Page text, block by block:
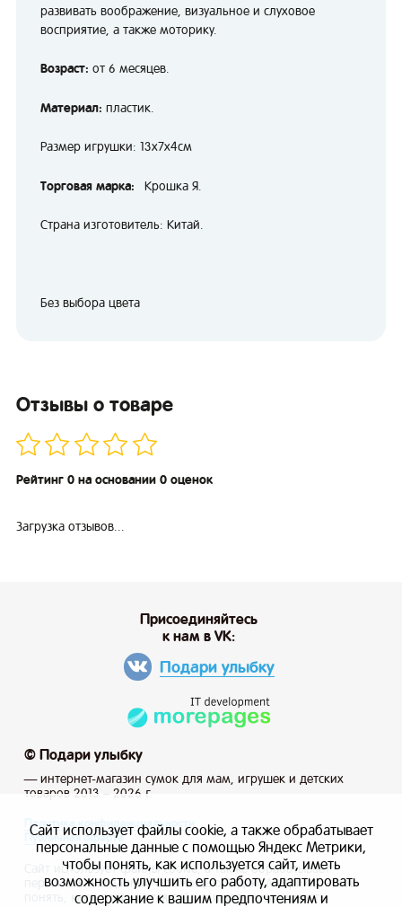
развивать воображение, визуальное и слуховое
восприятие, а также моторику.
Возраст: от 6 месяцев.
Материал: пластик.
Размер игрушки: 13х7х4см
Торговая марка: Крошка Я.
Страна изготовитель: Китай.
Без выбора цвета
Отзывы о товаре
Рейтинг 0 на основании 0 оценок
Загрузка отзывов...
© Подари улыбку
— интернет-магазин сумок для мам, игрушек и детских
товаров 2013 – 2026 г.
Присоединяйтесь
к нам в VK:
Подари улыбку
Политика конфиденциальности
Публичная оферта
Сайт использует файлы cookie, а также обрабатывает
персональные данные с помощью Яндекс Метрики, чтобы
понять, как используется сайт, и иметь возможность
Сайт использует файлы cookie, а также обрабатывает
персональные данные с помощью Яндекс Метрики,
чтобы понять, как используется сайт, иметь
возможность улучшить его работу, адаптировать
содержание к вашим предпочтениям и